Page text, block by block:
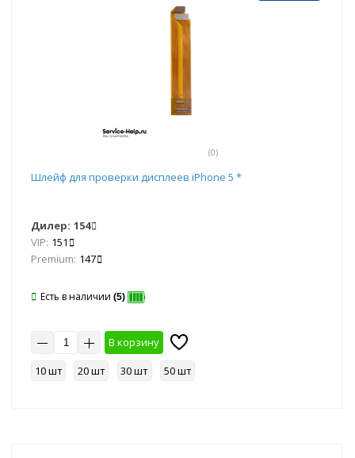
(0)
Шлейф для проверки дисплеев iPhone 5 *
Дилер: 154
VIP: 151
Premium: 147
Есть в наличии (5)
В корзину
10 шт
20 шт 30 шт 50 шт